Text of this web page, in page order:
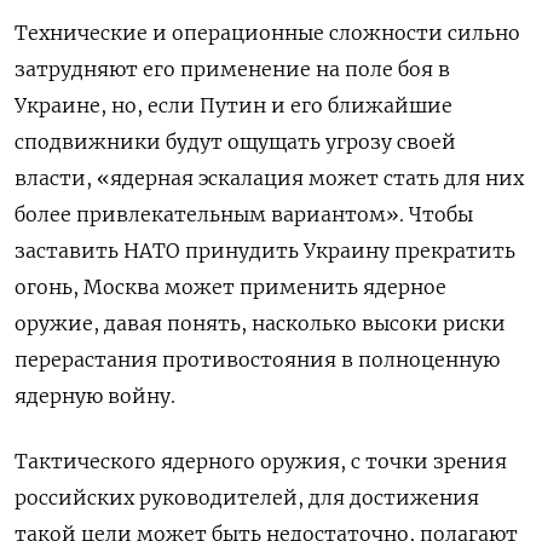
Технические и операционные сложности сильно
затрудняют его применение на поле боя в
Украине, но, если Путин и его ближайшие
сподвижники будут ощущать угрозу своей
власти, «ядерная эскалация может стать для них
более привлекательным вариантом». Чтобы
заставить НАТО принудить Украину прекратить
огонь, Москва может применить ядерное
оружие, давая понять, насколько высоки риски
перерастания противостояния в полноценную
ядерную войну.
Тактического ядерного оружия, с точки зрения
российских руководителей, для достижения
такой цели может быть недостаточно, полагают